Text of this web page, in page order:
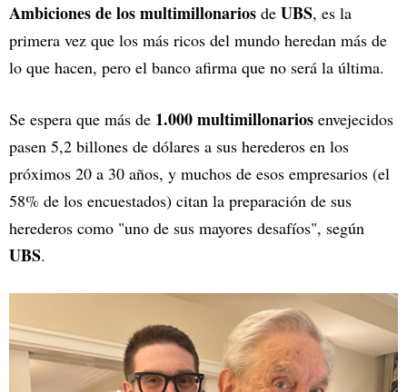
Ambiciones de los multimillonarios de UBS, es la
primera vez que los más ricos del mundo heredan más de
lo que hacen, pero el banco afirma que no será la última.
Se espera que más de 1.000 multimillonarios envejecidos
pasen 5,2 billones de dólares a sus herederos en los
próximos 20 a 30 años, y muchos de esos empresarios (el
58% de los encuestados) citan la preparación de sus
herederos como "uno de sus mayores desafíos", según
UBS.